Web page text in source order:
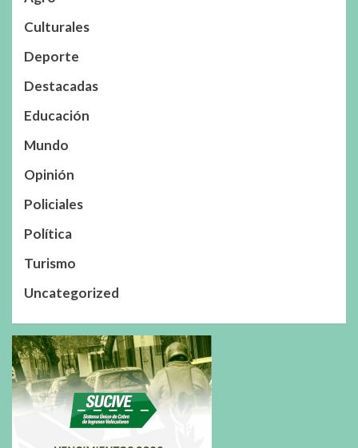
Culturales
Deporte
Destacadas
Educación
Mundo
Opinión
Policiales
Política
Turismo
Uncategorized